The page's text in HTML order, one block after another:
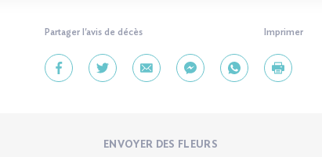
Partager l'avis de décès Imprimer
ENVOYER DES FLEURS